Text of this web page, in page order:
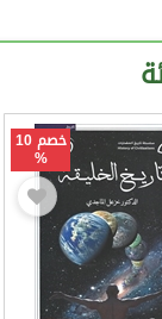
خصم 10
%